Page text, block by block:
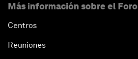
Más información sobre el Foro
Centros
Reuniones